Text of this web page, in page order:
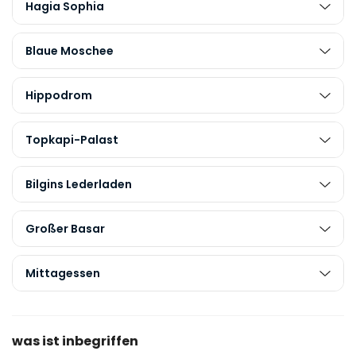
Hagia Sophia
Blaue Moschee
Hippodrom
Topkapi-Palast
Bilgins Lederladen
Großer Basar
Mittagessen
was ist inbegriffen